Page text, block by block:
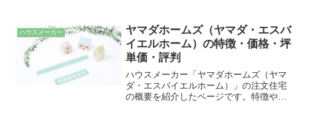
もしていますので参考にしてみて下さ
い。
ハウスメーカー
ヤマダホームズ（ヤマダ・エスバ
イエルホーム）の特徴・価格・坪
単価・評判
ハウスメーカー「ヤマダホームズ（ヤマ
ダ・エスバイエルホーム）」の注文住宅
の概要を紹介したページです。特徴やメ